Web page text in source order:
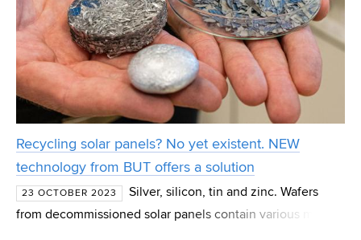
Recycling solar panels? No yet existent. NEW
technology from BUT offers a solution
23 OCTOBER 2023
Silver, silicon, tin and zinc. Wafers
from decommissioned solar panels contain various metals